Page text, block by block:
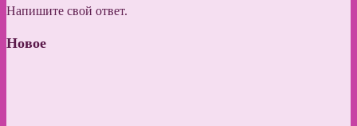
Напишите свой ответ.
Новое